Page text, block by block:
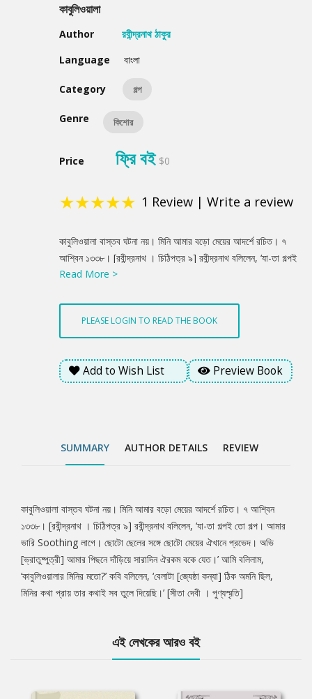
কাবুলিওয়ালা
Author
রবীন্দ্রনাথ ঠাকুর
Language
বাংলা
Category গল্প
Genre কিশোর
Price ফ্রি বই $0
★★★★★ 1 Review | Write a review
Product
Summery
কাবুলিওয়ালা বাস্তব ঘটনা নয়। মিনি আমার বড়ো মেয়ের আদর্শে রচিত। ৭
আশ্বিন ১৩৩৮। [রবীন্দ্রনাথ । চিঠিপত্র ৯] রবীন্দ্রনাথ বলিলেন, ‘যা-তা গল্পই
তো গল্প। আমার ভারি Soothing লাগে। ছোটো ছেলের সঙ্গে ছোটো মেয়ের
বকে যেত।’ আমি বলিলাম, ‘কাবুলিওয়ালার মিনির মতো?’ কবি বলিলেন, ‘বেলাটা
[জ্যেষ্ঠা কন্যা] ঠিক অমনি ছিল, মিনির কথা প্রায় তার কথাই সব তুলে দিয়েছি।’
[সীতা দেবী । পুণ্যস্মৃতি]
Read More >
PLEASE LOGIN TO READ THE BOOK
Add to Wish List Preview Book
SUMMARY AUTHOR DETAILS REVIEW
Tab
Article
কাবুলিওয়ালা বাস্তব ঘটনা নয়। মিনি আমার বড়ো মেয়ের আদর্শে রচিত। ৭ আশ্বিন
১৩৩৮। [রবীন্দ্রনাথ । চিঠিপত্র ৯] রবীন্দ্রনাথ বলিলেন, ‘যা-তা গল্পই তো গল্প। আমার
ভারি Soothing লাগে। ছোটো ছেলের সঙ্গে ছোটো মেয়ের ঐখানে প্রভেদ। অভি
[ভ্রাতুষ্পুত্রী] আমার পিছনে দাঁড়িয়ে সারাদিন ঐরকম বকে যেত।’ আমি বলিলাম,
‘কাবুলিওয়ালার মিনির মতো?’ কবি বলিলেন, ‘বেলাটা [জ্যেষ্ঠা কন্যা] ঠিক অমনি ছিল,
মিনির কথা প্রায় তার কথাই সব তুলে দিয়েছি।’ [সীতা দেবী । পুণ্যস্মৃতি]
এই লেখকের আরও বই